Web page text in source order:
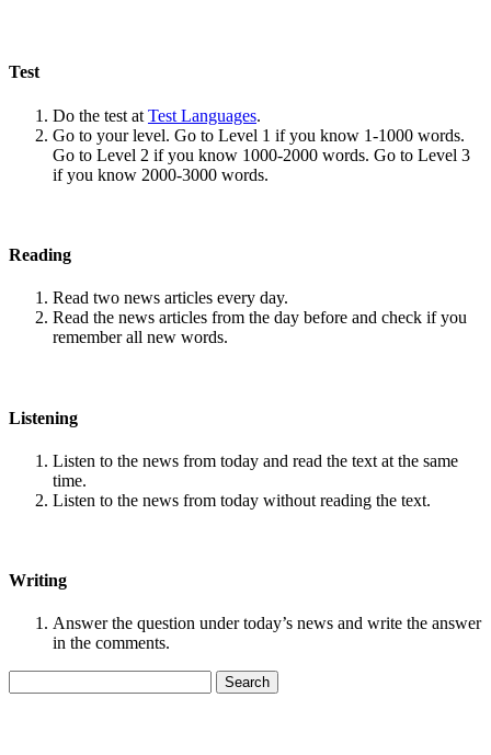
Test
Do the test at Test Languages.
Go to your level. Go to Level 1 if you know 1-1000 words.
Go to Level 2 if you know 1000-2000 words. Go to Level 3
if you know 2000-3000 words.
Reading
Read two news articles every day.
Read the news articles from the day before and check if you
remember all new words.
Listening
Listen to the news from today and read the text at the same
time.
Listen to the news from today without reading the text.
Writing
Answer the question under today’s news and write the answer
in the comments.
for: